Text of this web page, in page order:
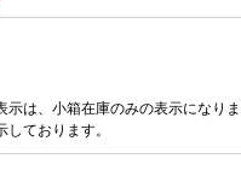
示は、小箱在庫のみの表示になり
ております。